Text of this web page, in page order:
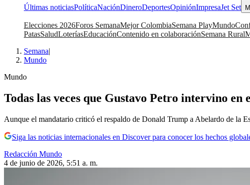
Últimas noticiasPolíticaNaciónDineroDeportesOpiniónImpresaJet Set
Elecciones 2026Foros SemanaMejor ColombiaSemana PlayMundo
PatasSaludLoteríasEducaciónContenido en colaboraciónSemana Rural
Semana|
Mundo
Mundo
Todas las veces que Gustavo Petro intervino
Aunque el mandatario criticó el respaldo de Donald Trump a Abelardo de la
Siga las noticias internacionales en Discover para conocer los hechos
Redacción Mundo
4 de junio de 2026, 5:51 a. m.